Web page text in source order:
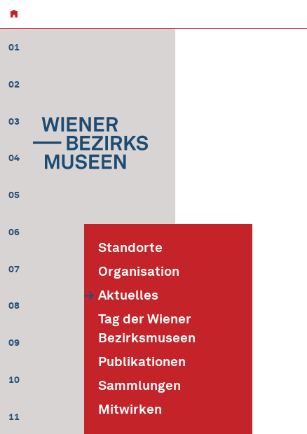
01
02
03
04
05
06
07
08
09
10
11
Standorte
Organisation
Aktuelles
Tag der Wiener
Bezirksmuseen
Publikationen
Sammlungen
Mitwirken